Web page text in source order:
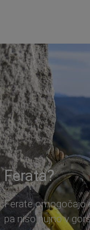
Ferata?
Ferate omogočajo
pa niso nujno v